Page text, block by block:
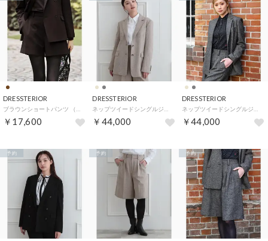
DRESSTERIOR
￥17,600
DRESSTERIOR
￥44,000
DRESSTERIOR
￥44,000
予約 予約 予約